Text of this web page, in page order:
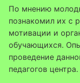
По мнению
познакомил их с
мотивации и
обучающихся.
проведение
педагогов центра.